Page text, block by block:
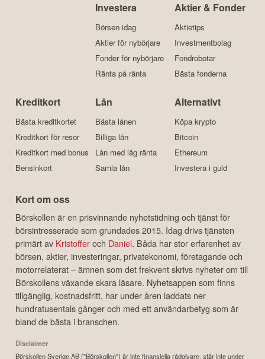
Investera
Börsen idag
Aktier för nybörjare
Fonder för nybörjare
Ränta på ränta
Aktier & Fonder
Aktietips
Investmentbolag
Fondrobotar
Bästa fonderna
Kreditkort
Bästa kreditkortet
Kreditkort för resor
Kreditkort med bonus
Bensinkort
Lån
Bästa lånen
Billiga lån
Lån med låg ränta
Samla lån
Alternativt
Köpa krypto
Bitcoin
Ethereum
Investera i guld
Kort om oss
Börskollen är en prisvinnande nyhetstidning och tjänst för
börsintresserade som grundades 2015. Idag drivs tjänsten
primärt av Kristofferoch Daniel. Båda har stor erfarenhet av
börsen, aktier, investeringar, privatekonomi, företagande och
motorrelaterat – ämnen som det frekvent skrivs nyheter om till
Börskollens växande skara läsare. Nyhetsappen som finns
tillgänglig, kostnadsfritt, har under åren laddats ner
hundratusentals gånger och med ett användarbetyg som är
bland de bästa i branschen.
Disclaimer
Börskollen Sverige AB ("Börskollen") är inte finansiella rådgivare, står inte under